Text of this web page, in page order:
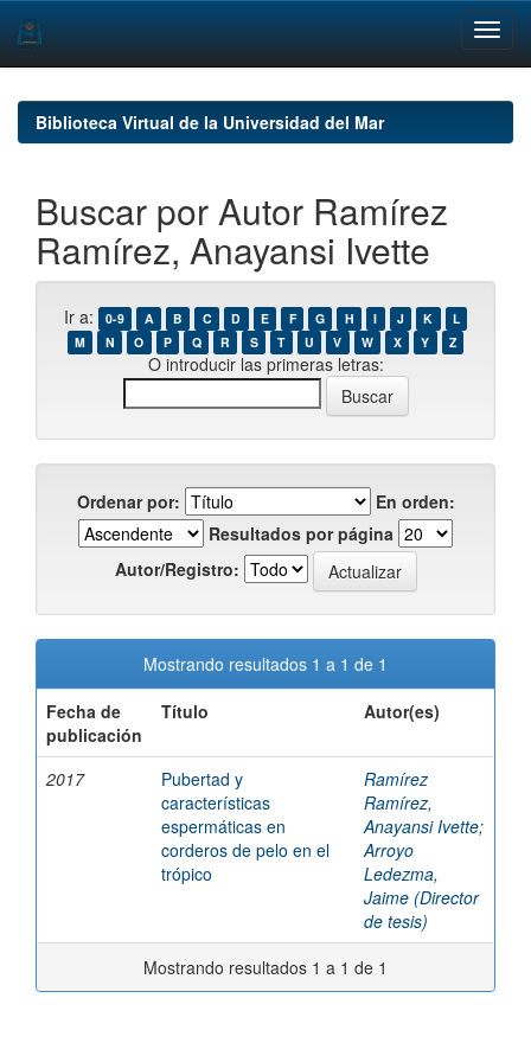
navigationBiblioteca Virtual de la Universidad del Mar
Buscar por Autor Ramírez
Ramírez, Anayansi Ivette
Ir a: 0-9 A B C D E F G H I J K
L
M
N O P Q R S T U V W X Y Z
O introducir las primeras letras:
Ordenar por:
En orden:
Resultados por página
Autor/Registro:
Mostrando resultados 1 a 1 de 1
Fecha de
publicación
Título Autor(es)
2017
Pubertad y
características
espermáticas en
corderos de pelo en el
trópico
Ramírez
Ramírez,
Anayansi Ivette;
Arroyo
Ledezma,
Jaime (Director
de tesis)
Mostrando resultados 1 a 1 de 1